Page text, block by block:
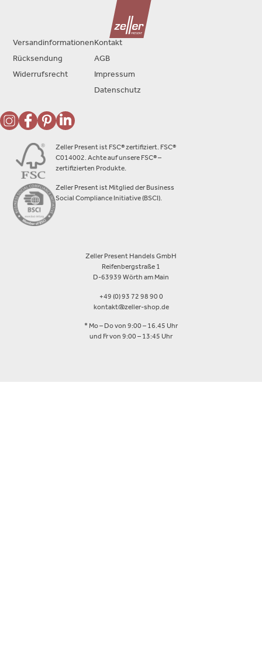
Zeller Present ist FSC® zertifiziert. FSC®
C014002. Achte auf unsere FSC® –
zertifizierten Produkte.
Zeller Present ist Mitglied der Business
Social Compliance Initiative (BSCI).
Zeller Present Handels GmbH
Reifenbergstraße 1
D-63939 Wörth am Main
+49 (0) 93 72 98 90 0
kontakt@zeller-shop.de
* Mo – Do von 9:00 – 16.45 Uhr
und Fr von 9:00 – 13:45 Uhr
Versandinformationen
Rücksendung
Widerrufsrecht
Kontakt
AGB
Impressum
Datenschutz